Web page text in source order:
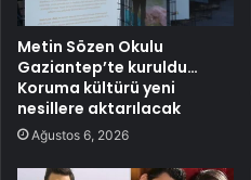
Metin Sözen Okulu
Gaziantep’te kuruldu…
Koruma kültürü yeni
nesillere aktarılacak
Ağustos 6, 2026